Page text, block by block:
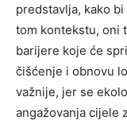
predstavlja, kako
tom kontekstu, oni
barijere koje će
čišćenje i obnovu
važnije, jer se
angažovanja cijele